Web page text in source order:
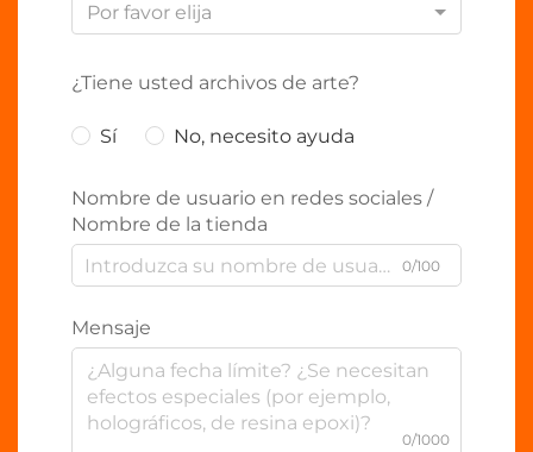
Por favor elija
¿Tiene usted archivos de arte?
Sí No, necesito ayuda
Nombre de usuario en redes sociales /
Nombre de la tienda
0/100
Mensaje
0/1000